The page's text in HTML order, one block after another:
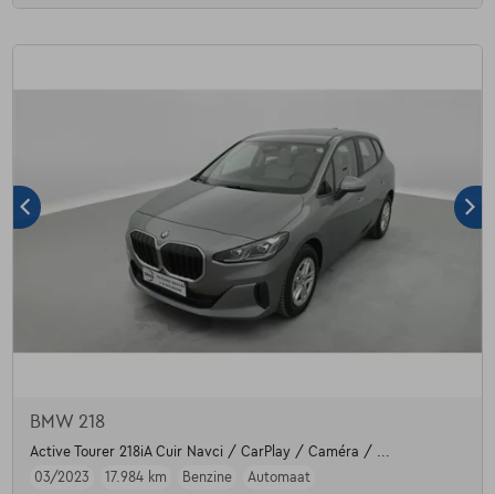
BMW 218
Active Tourer 218iA Cuir Navci / CarPlay / Caméra / ...
03/2023
17.984 km Benzine Automaat